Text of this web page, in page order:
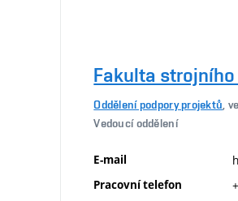
Fakulta
Oddělení podpory projektů ,
Vedoucí oddělení
E-mail
Pracovní telefon